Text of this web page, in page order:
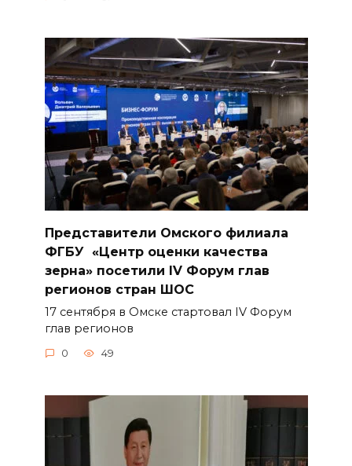
Представители Омского филиала
ФГБУ «Центр оценки качества
зерна» посетили IV Форум глав
регионов стран ШОС
17 сентября в Омске стартовал IV Форум
глав регионов
0 49